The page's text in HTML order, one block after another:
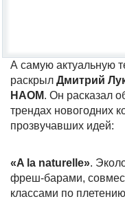
А самую актуальную
раскрыл Дмитрий
НАОМ. Он расказал
трендах новогодних
прозвучавших идей:
«A la naturelle».
фреш-барами,
классами по